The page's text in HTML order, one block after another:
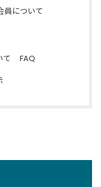
員について
て
FAQ